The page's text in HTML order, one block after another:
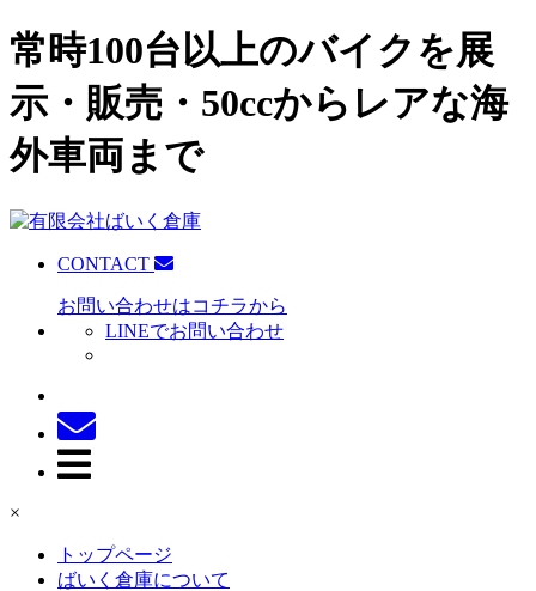
常時100台以上のバイクを展
示・販売・50ccからレアな海
外車両まで
CONTACT
お問い合わせはコチラから
LINEでお問い合わせ
×
トップページ
ばいく倉庫について